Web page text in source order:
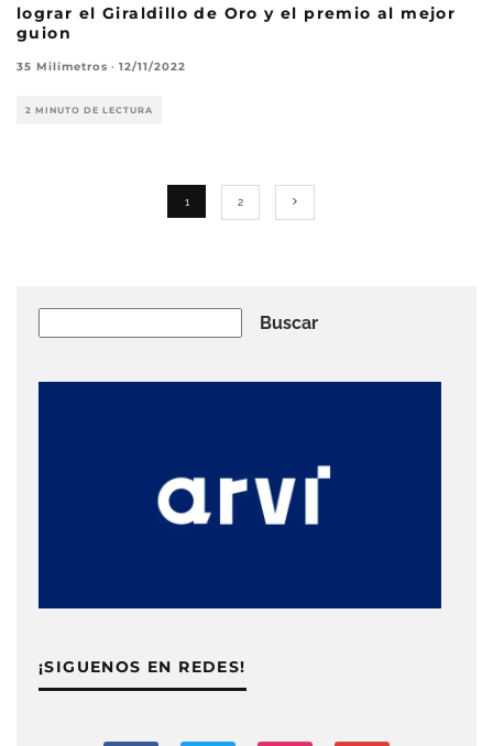
lograr el Giraldillo de Oro y el premio al mejor
guion
35 Milímetros · 12/11/2022
2 MINUTO DE LECTURA
1 2
Buscar
¡SIGUENOS EN REDES!